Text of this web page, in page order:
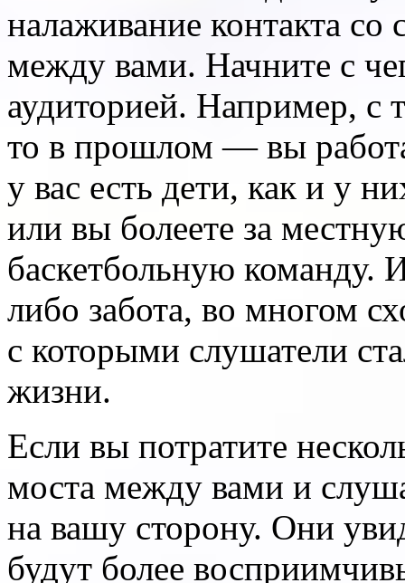
налаживание контакта
между вами. Начните с
аудиторией. Например, с
то в прошлом — вы
у вас есть дети, как и у
или вы болеете за
баскетбольную команду.
либо забота, во многом
с которыми слушатели
жизни.
Если вы потратите
моста между вами и
на вашу сторону. Они
будут более